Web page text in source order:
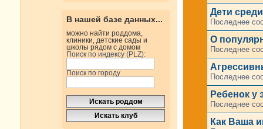
В нашей базе данных...
можно найти роддома,
клиники, детские сады и
школы рядом с домом
Поиск по индексу (PLZ):
Поиск по городу
Дети
Последнее
О
Последнее
Последнее
Ребенок у
Последнее
Как Ваша